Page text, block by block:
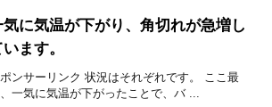
気に気温が下がり、角切れが急増し
ます。
ンサーリンク 状況はそれぞれです。 ここ最
一気に気温が下がったことで、バ ...